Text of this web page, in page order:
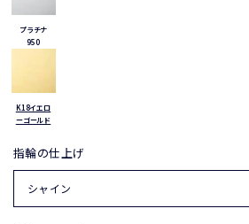
プラチナ
950
K18イエロ
ーゴールド
指輪の仕上げ